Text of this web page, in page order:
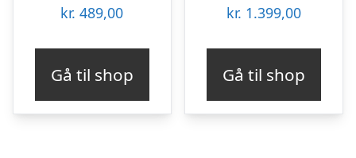
kr. 489,00
Gå til shop
kr. 1.399,00
Gå til shop